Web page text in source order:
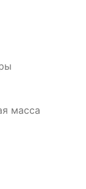
масса